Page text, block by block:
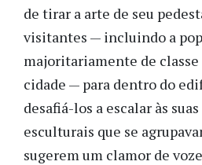
de tirar a arte de seu
visitantes — incluindo a
majoritariamente de classe
cidade — para dentro do
desafiá-los a escalar às
esculturais que se
sugerem um clamor de